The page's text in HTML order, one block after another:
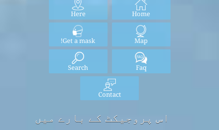
Home
Here
Map
Get a mask!
Faq
Search
Contact
اس پروجیکٹ کے بارے میں